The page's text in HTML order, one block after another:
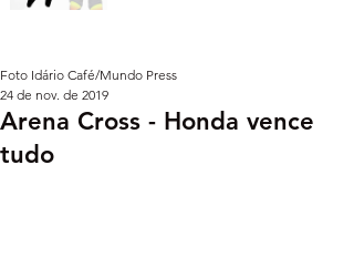
Arena Cross - Honda vence
tudo
Foto Idário Café/Mundo Press
24 de nov. de 2019